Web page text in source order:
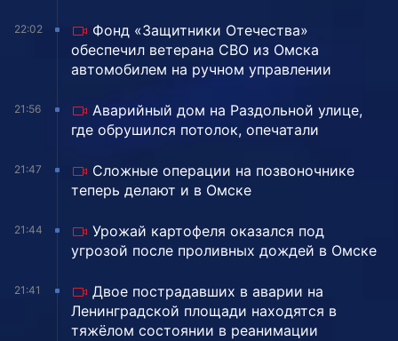
22:02
Фонд «Защитники Отечества»
обеспечил ветерана СВО из Омска
автомобилем на ручном управлении
21:56
Аварийный дом на Раздольной улице,
где обрушился потолок, опечатали
21:47
Сложные операции на позвоночнике
теперь делают и в Омске
21:44
Урожай картофеля оказался под
угрозой после проливных дождей в Омске
21:41
Двое пострадавших в аварии на
Ленинградской площади находятся в
тяжёлом состоянии в реанимации